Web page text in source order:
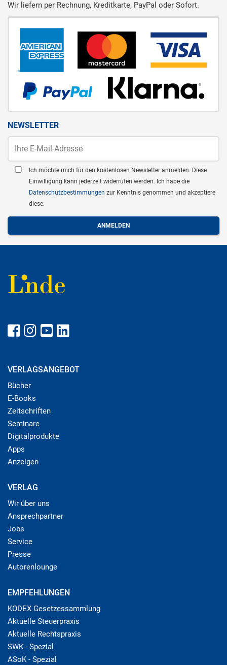
Wir liefern per Rechnung, Kreditkarte, PayPal oder Sofort.
NEWSLETTER
Ich möchte mich für den kostenlosen Newsletter anmelden. Diese
Einwilligung kann jederzeit widerrufen werden. Ich habe die
Datenschutzbestimmungen zur Kenntnis genommen und akzeptiere
diese.
VERLAGSANGEBOT
Bücher
E-Books
Zeitschriften
Seminare
Digitalprodukte
Apps
Anzeigen
VERLAG
Wir über uns
Ansprechpartner
Jobs
Service
Presse
Autorenlounge
EMPFEHLUNGEN
KODEX Gesetzessammlung
Aktuelle Steuerpraxis
Aktuelle Rechtspraxis
SWK - Spezial
ASoK - Spezial